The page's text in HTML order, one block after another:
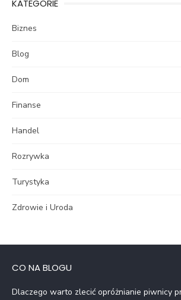
KATEGORIE
Biznes
Blog
Dom
Finanse
Handel
Rozrywka
Turystyka
Zdrowie i Uroda
CO NA BLOGU
Dlaczego warto zlecić opróżnianie piwnicy